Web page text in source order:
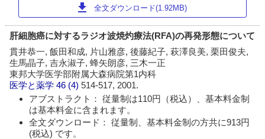
download 全文ダウンロード(1.92MB)
肝細胞癌に対するラジオ波焼灼療法(RFA)の再発形態について
貫井恭一, 飯田和成, 片山雅彦, 後藤紀子, 萩澤良美, 栗田俊夫,
生馬晶子, 吉永淑子, 蜂矢朗彦, 三木一正
東邦大学医学部附属大森病院第1内科
医学と薬学 46 (4)514-517, 2001.
アブストラクト： 従量制は110円（税込）、基本料金制
は基本料金に含まれます。
全文ダウンロード： 従量制、基本料金制の方共に913円
(税込) です。